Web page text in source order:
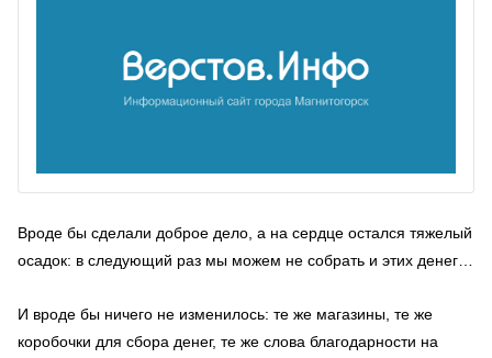
Вроде бы сделали доброе дело, а на сердце остался тяжелый
осадок: в следующий раз мы можем не собрать и этих денег…
И вроде бы ничего не изменилось: те же магазины, те же
коробочки для сбора денег, те же слова благодарности на